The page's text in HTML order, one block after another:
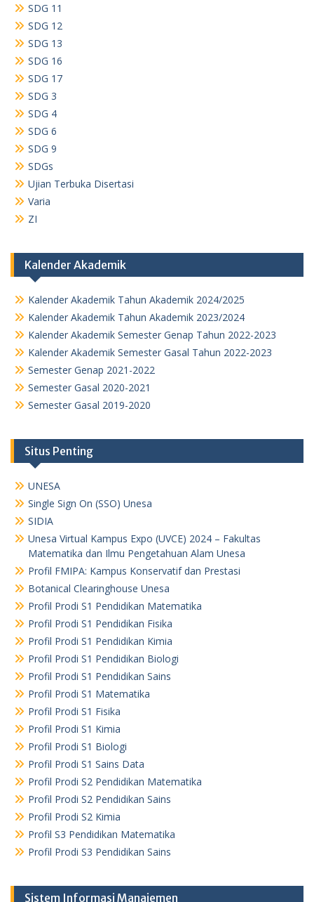
SDG 11
SDG 12
SDG 13
SDG 16
SDG 17
SDG 3
SDG 4
SDG 6
SDG 9
SDGs
Ujian Terbuka Disertasi
Varia
ZI
Kalender Akademik
Kalender Akademik Tahun Akademik 2024/2025
Kalender Akademik Tahun Akademik 2023/2024
Kalender Akademik Semester Genap Tahun 2022-2023
Kalender Akademik Semester Gasal Tahun 2022-2023
Semester Genap 2021-2022
Semester Gasal 2020-2021
Semester Gasal 2019-2020
Situs Penting
UNESA
Single Sign On (SSO) Unesa
SIDIA
Unesa Virtual Kampus Expo (UVCE) 2024 – Fakultas
Matematika dan Ilmu Pengetahuan Alam Unesa
Profil FMIPA: Kampus Konservatif dan Prestasi
Botanical Clearinghouse Unesa
Profil Prodi S1 Pendidikan Matematika
Profil Prodi S1 Pendidikan Fisika
Profil Prodi S1 Pendidikan Kimia
Profil Prodi S1 Pendidikan Biologi
Profil Prodi S1 Pendidikan Sains
Profil Prodi S1 Matematika
Profil Prodi S1 Fisika
Profil Prodi S1 Kimia
Profil Prodi S1 Biologi
Profil Prodi S1 Sains Data
Profil Prodi S2 Pendidikan Matematika
Profil Prodi S2 Pendidikan Sains
Profil Prodi S2 Kimia
Profil S3 Pendidikan Matematika
Profil Prodi S3 Pendidikan Sains
Sistem Informasi Manajemen